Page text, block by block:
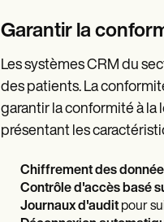
Garantir la
Les systèmes CRM du
des patients. La
garantir la conformité à la
présentant les
Chiffrement des
Contrôle d'accès basé
Journaux d'auditpour